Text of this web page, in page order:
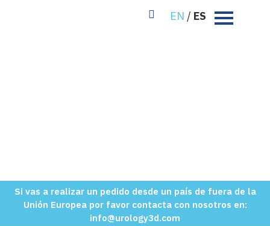
EN / ES
Si vas a realizar un pedido desde un país de fuera de la
Unión Europea por favor contacta con nosotros en:
info@urology3d.com